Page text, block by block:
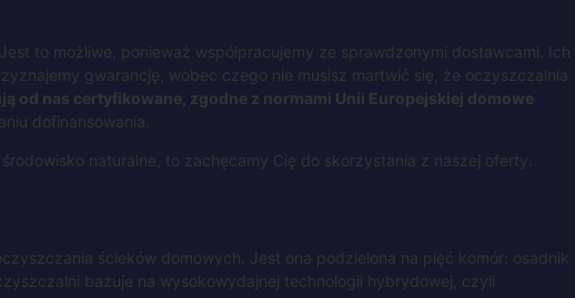
to możliwe, ponieważ współpracujemy ze sprawdzonymi dostawcami. Ich
gwarancję, wobec czego nie musisz martwić się, że oczyszczalnia
od nas certyfikowane, zgodne z normami Unii Europejskiej domowe
dofinansowania.
naturalne, to zachęcamy Cię do skorzystania z naszej oferty.
ścieków domowych. Jest ona podzielona na pięć komór: osadnik
bazuje na wysokowydajnej technologii hybrydowej, czyli